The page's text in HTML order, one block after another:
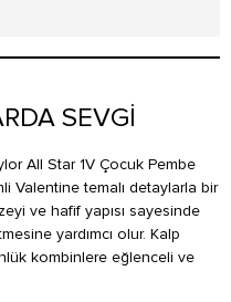
SEVGİ
All Star 1V Çocuk Pembe
Valentine temalı detaylarla bir
ve hafif yapısı sayesinde
yardımcı olur. Kalp
kombinlere eğlenceli ve